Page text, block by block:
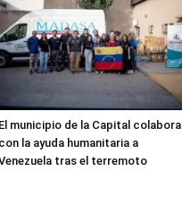
El municipio de la Capital colabora
con la ayuda humanitaria a
tras el terremoto